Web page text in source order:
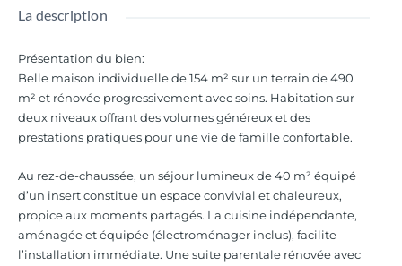
La description
Présentation du bien:
Belle maison individuelle de 154 m² sur un terrain de 490
m² et rénovée progressivement avec soins. Habitation sur
deux niveaux offrant des volumes généreux et des
prestations pratiques pour une vie de famille confortable.
Au rez-de-chaussée, un séjour lumineux de 40 m² équipé
d’un insert constitue un espace convivial et chaleureux,
propice aux moments partagés. La cuisine indépendante,
aménagée et équipée (électroménager inclus), facilite
l’installation immédiate. Une suite parentale rénovée avec